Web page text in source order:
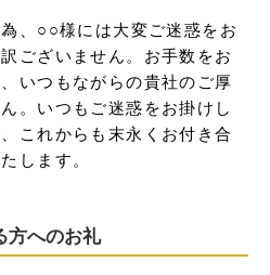
、○○様には大変ご迷惑をお
ございません。お手数をお
いつもながらの貴社のご厚
。いつもご迷惑をお掛けし
これからも末永くお付き合
します。
方へのお礼